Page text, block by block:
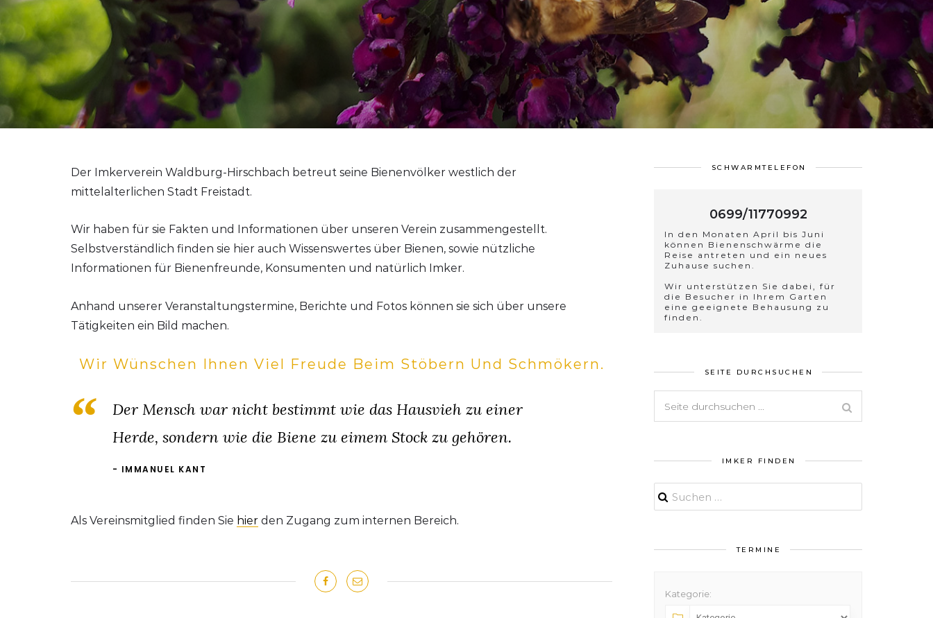
Der Imkerverein Waldburg-Hirschbach betreut seine Bienenvölker westlich der
mittelalterlichen Stadt Freistadt.
Wir haben für sie Fakten und Informationen über unseren Verein zusammengestellt.
Selbstverständlich finden sie hier auch Wissenswertes über Bienen, sowie nützliche
Informationen für Bienenfreunde, Konsumenten und natürlich Imker.
Anhand unserer Veranstaltungstermine, Berichte und Fotos können sie sich über unsere
Tätigkeiten ein Bild machen.
Wir Wünschen Ihnen Viel Freude Beim Stöbern Und Schmökern.
Der Mensch war nicht bestimmt wie das Hausvieh zu einer
Herde, sondern wie die Biene zu eimem Stock zu gehören.
IMMANUEL KANT
Als Vereinsmitglied finden Sie hier den Zugang zum internen Bereich.
SCHWARMTELEFON
0699/11770992
In den Monaten April bis Juni
können Bienenschwärme die
Reise antreten und ein neues
Zuhause suchen.
Wir unterstützen Sie dabei, für
die Besucher in Ihrem Garten
eine geeignete Behausung zu
finden.
SEITE DURCHSUCHEN
IMKER FINDEN
nach:
TERMINE
Kategorie: